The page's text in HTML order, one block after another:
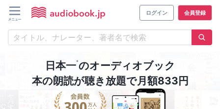
ログイン 会員登録
日本一※のオーディオブック
本の朗読が聴き放題で月額833円